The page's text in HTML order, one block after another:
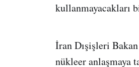
kullanmayacakları
İran Dışişleri
nükleer anlaşmaya